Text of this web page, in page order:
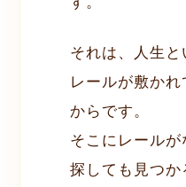
それは、人生
レールが敷か
からです。
そこにレール
探しても見つ